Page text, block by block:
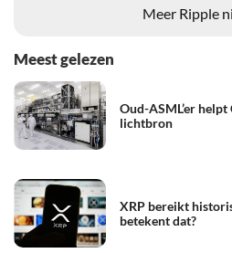
Meer Ripple
Meest gelezen
Oud-ASML’er
lichtbron
XRP bereikt
betekent dat?